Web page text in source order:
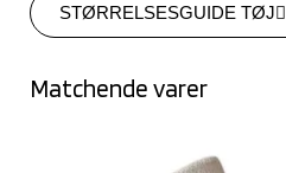
STØRRELSESGUIDE TØJ
Matchende varer